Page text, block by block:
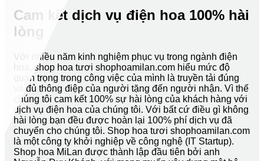
Cam kết dịch vụ điện hoa 100% hài
lòng
Với nhiều năm kinh nghiệm phục vụ trong ngành điện
hoa, shop hoa tươi shophoamilan.com hiểu mức độ
quan trọng trong công việc của mình là truyền tải đúng
và đủ thông điệp của người tặng đến người nhận. Vì thế
chúng tôi cam kết 100% sự hài lòng của khách hàng với
dịch vụ điện hoa của chúng tôi. Với bất cứ điều gì không
hài lòng bạn đều được hoàn lại 100% phí dịch vụ đã
chuyển cho chúng tôi. Shop hoa tươi shophoamilan.com
là một công ty khởi nghiệp về công nghệ (IT Startup).
Shop hoa MiLan được thành lập đầu tiên bởi anh